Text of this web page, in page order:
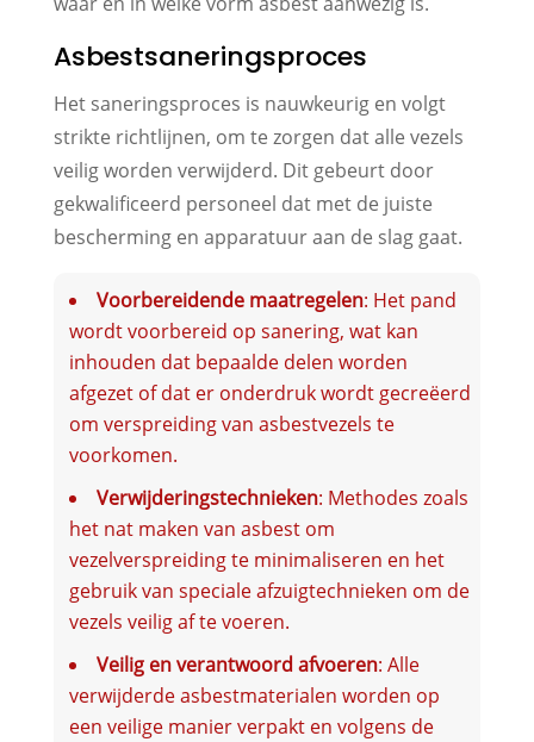
Asbestsaneringsproces
Het saneringsproces is nauwkeurig en volgt
strikte richtlijnen, om te zorgen dat alle vezels
veilig worden verwijderd. Dit gebeurt door
gekwalificeerd personeel dat met de juiste
bescherming en apparatuur aan de slag gaat.
Voorbereidende maatregelen: Het pand
wordt voorbereid op sanering, wat kan
inhouden dat bepaalde delen worden
afgezet of dat er onderdruk wordt gecreëerd
om verspreiding van asbestvezels te
voorkomen.
Verwijderingstechnieken: Methodes zoals
het nat maken van asbest om
vezelverspreiding te minimaliseren en het
gebruik van speciale afzuigtechnieken om de
vezels veilig af te voeren.
Veilig en verantwoord afvoeren: Alle
verwijderde asbestmaterialen worden op
een veilige manier verpakt en volgens de